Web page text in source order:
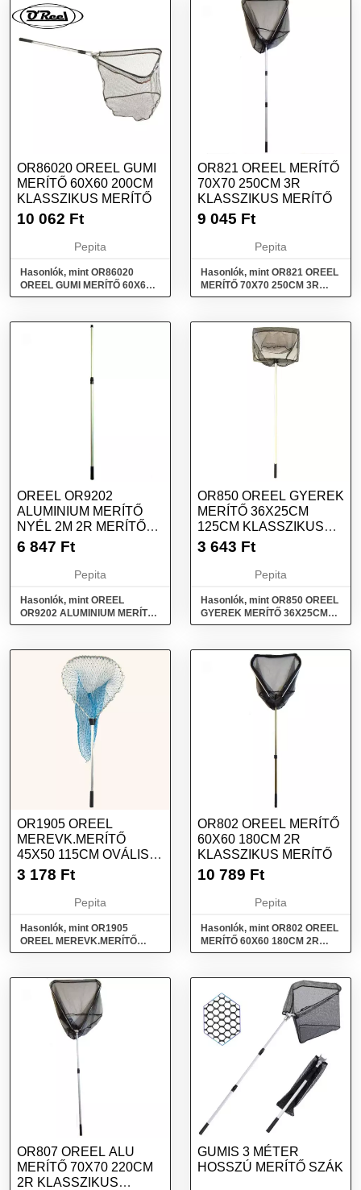
OR86020 OREEL GUMI
MERÍTŐ 60X60 200CM
KLASSZIKUS MERÍTŐ
10 062 Ft
Pepita
Hasonlók, mint OR86020
OREEL GUMI MERÍTŐ 60X60
200CM Klasszikus merítő
OR821 OREEL MERÍTŐ
70X70 250CM 3R
KLASSZIKUS MERÍTŐ
9 045 Ft
Pepita
Hasonlók, mint OR821 OREEL
MERÍTŐ 70X70 250CM 3R
Klasszikus merítő
OREEL OR9202
ALUMINIUM MERÍTŐ
NYÉL 2M 2R MERÍTŐ
NYÉL
6 847 Ft
Pepita
Hasonlók, mint OREEL
OR9202 ALUMINIUM MERÍTŐ
NYÉL 2M 2R Merítő nyél
OR850 OREEL GYEREK
MERÍTŐ 36X25CM
125CM KLASSZIKUS
MERÍTŐ
3 643 Ft
Pepita
Hasonlók, mint OR850 OREEL
GYEREK MERÍTŐ 36X25CM
125CM Klasszikus merítő
OR1905 OREEL
MEREVK.MERÍTŐ
45X50 115CM OVÁLIS
MERÍTŐ RAGADOZÓ
3 178 Ft
Pepita
Hasonlók, mint OR1905
OREEL MEREVK.MERÍTŐ
45X50 115CM OVÁLIS Merítő
OR802 OREEL MERÍTŐ
60X60 180CM 2R
KLASSZIKUS MERÍTŐ
10 789 Ft
Pepita
Hasonlók, mint OR802 OREEL
MERÍTŐ 60X60 180CM 2R
Klasszikus merítő
OR807 OREEL ALU
MERÍTŐ 70X70 220CM
2R KLASSZIKUS
GUMIS 3 MÉTER
HOSSZÚ MERÍTŐ SZÁK